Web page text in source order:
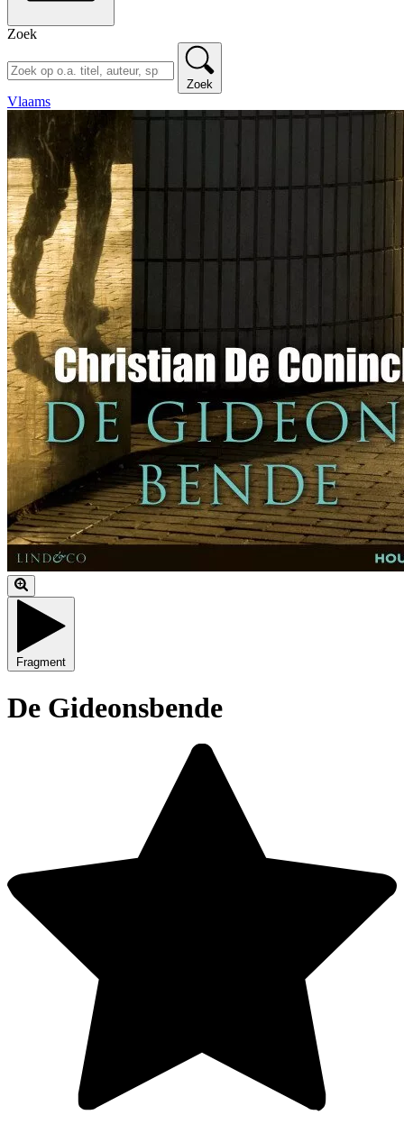
Zoek
Zoek
Vlaams
Fragment
De Gideonsbende